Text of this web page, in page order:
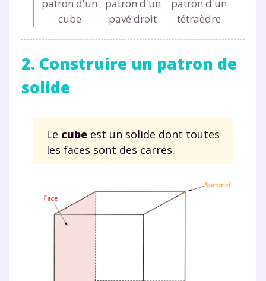
patron d'un
cube
patron d'un
pavé droit
patron d'un
tétraèdre
2. Construire un patron de
solide
Le cube est un solide dont toutes
les faces sont des carrés.